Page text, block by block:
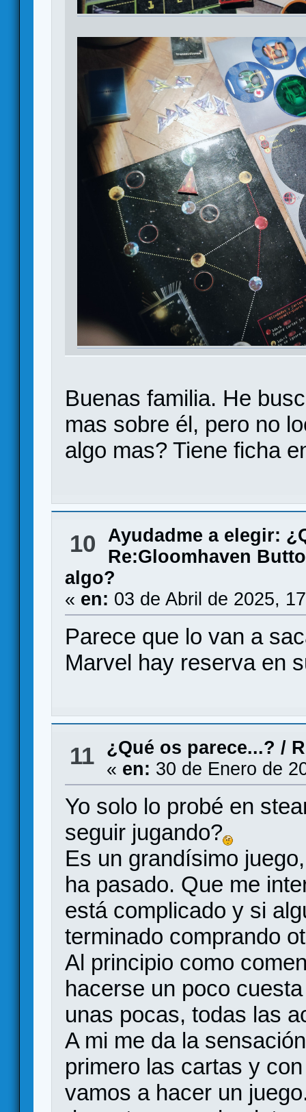
Buenas familia. He
mas sobre él, pero no
algo mas? Tiene ficha
10
Ayudadme a elegir:
Re:Gloomhaven
algo?
« en: 03 de Abril de 2025,
Parece que lo van a
Marvel hay reserva en
11 ¿Qué os parece...? /
« en: 30 de Enero de
Yo solo lo probé en
seguir jugando?
Es un grandísimo
ha pasado. Que me
está complicado y si
terminado comprando
Al principio como
hacerse un poco
unas pocas, todas las
A mi me da la
primero las cartas y
vamos a hacer un